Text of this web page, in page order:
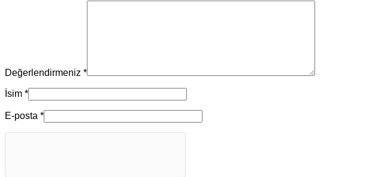
Değerlendirmeniz *
İsim *
E-posta *